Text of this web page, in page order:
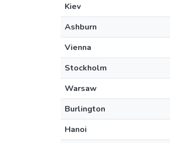
Kiev
Ashburn
Vienna
Stockholm
Warsaw
Burlington
Hanoi